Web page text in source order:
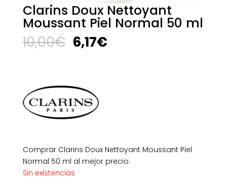
Clarins Doux Nettoyant
Moussant Piel Normal 50 ml
10,00€ El
precio
10,00€.
6,17€El
Comprar Clarins Doux Nettoyant Moussant Piel
Normal 50 ml al mejor precio.
Sin existencias